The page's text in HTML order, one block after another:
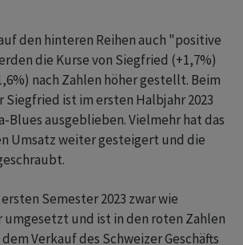
den hinteren Reihen auch "positive
die Kurse von Siegfried (+1,7%)
nach Zahlen höher gestellt. Beim
ist im ersten Halbjahr 2023
Blues ausgeblieben. Vielmehr hat das
Umsatz weiter gesteigert und die
Semester 2023 zwar wie
und ist in den roten Zahlen
Verkauf des Schweizer Geschäfts